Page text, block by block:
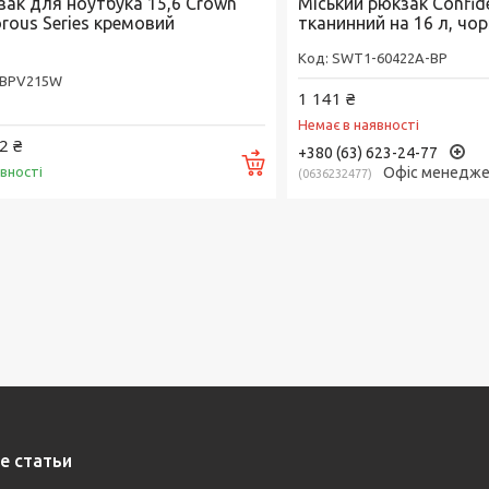
Series кремовий
BPV215W
₴
Купити
тканинний на 16 л,
SWT1-60422A-BP
1 141 ₴
Немає в наявності
+380 (63) 623-24-77
0636232477 Офіс
статьи